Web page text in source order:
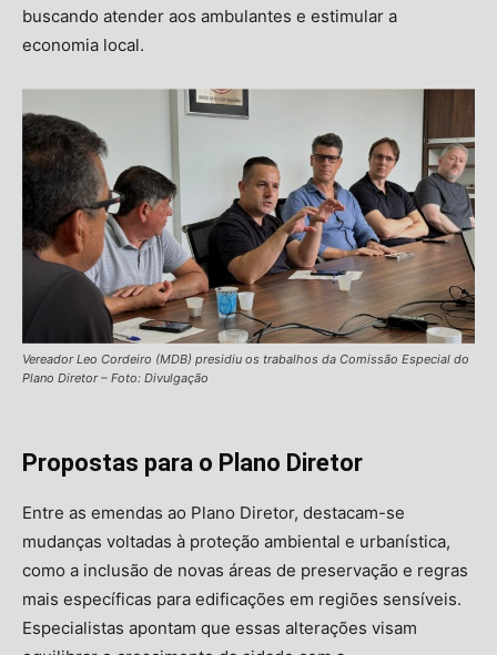
buscando atender aos ambulantes e estimular a
economia local.
Vereador Leo Cordeiro (MDB) presidiu os trabalhos da Comissão Especial do
Plano Diretor – Foto: Divulgação
Propostas para o Plano Diretor
Entre as emendas ao Plano Diretor, destacam-se
mudanças voltadas à proteção ambiental e urbanística,
como a inclusão de novas áreas de preservação e regras
mais específicas para edificações em regiões sensíveis.
Especialistas apontam que essas alterações visam